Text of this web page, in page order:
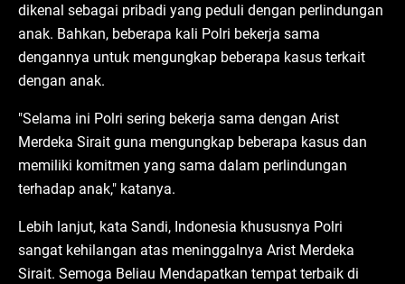
dikenal sebagai pribadi yang peduli dengan perlindungan
anak. Bahkan, beberapa kali Polri bekerja sama
dengannya untuk mengungkap beberapa kasus terkait
dengan anak.
"Selama ini Polri sering bekerja sama dengan Arist
Merdeka Sirait guna mengungkap beberapa kasus dan
memiliki komitmen yang sama dalam perlindungan
terhadap anak," katanya.
Lebih lanjut, kata Sandi, Indonesia khususnya Polri
sangat kehilangan atas meninggalnya Arist Merdeka
Sirait. Semoga Beliau Mendapatkan tempat terbaik di